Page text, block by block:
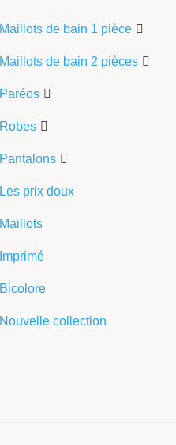
Maillots de bain 1 pièce
Maillots de bain 2 pièces
Paréos
Robes
Pantalons
Les prix doux
Maillots
Imprimé
Bicolore
Nouvelle collection